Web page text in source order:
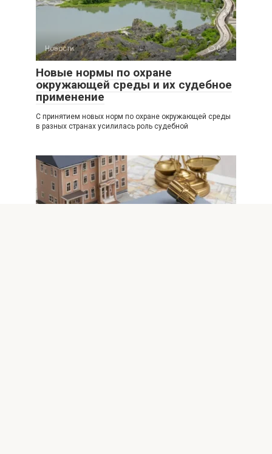
Новости 0
Новые нормы по охране
окружающей среды и их судебное
применение
С принятием новых норм по охране окружающей среды
в разных странах усилилась роль судебной